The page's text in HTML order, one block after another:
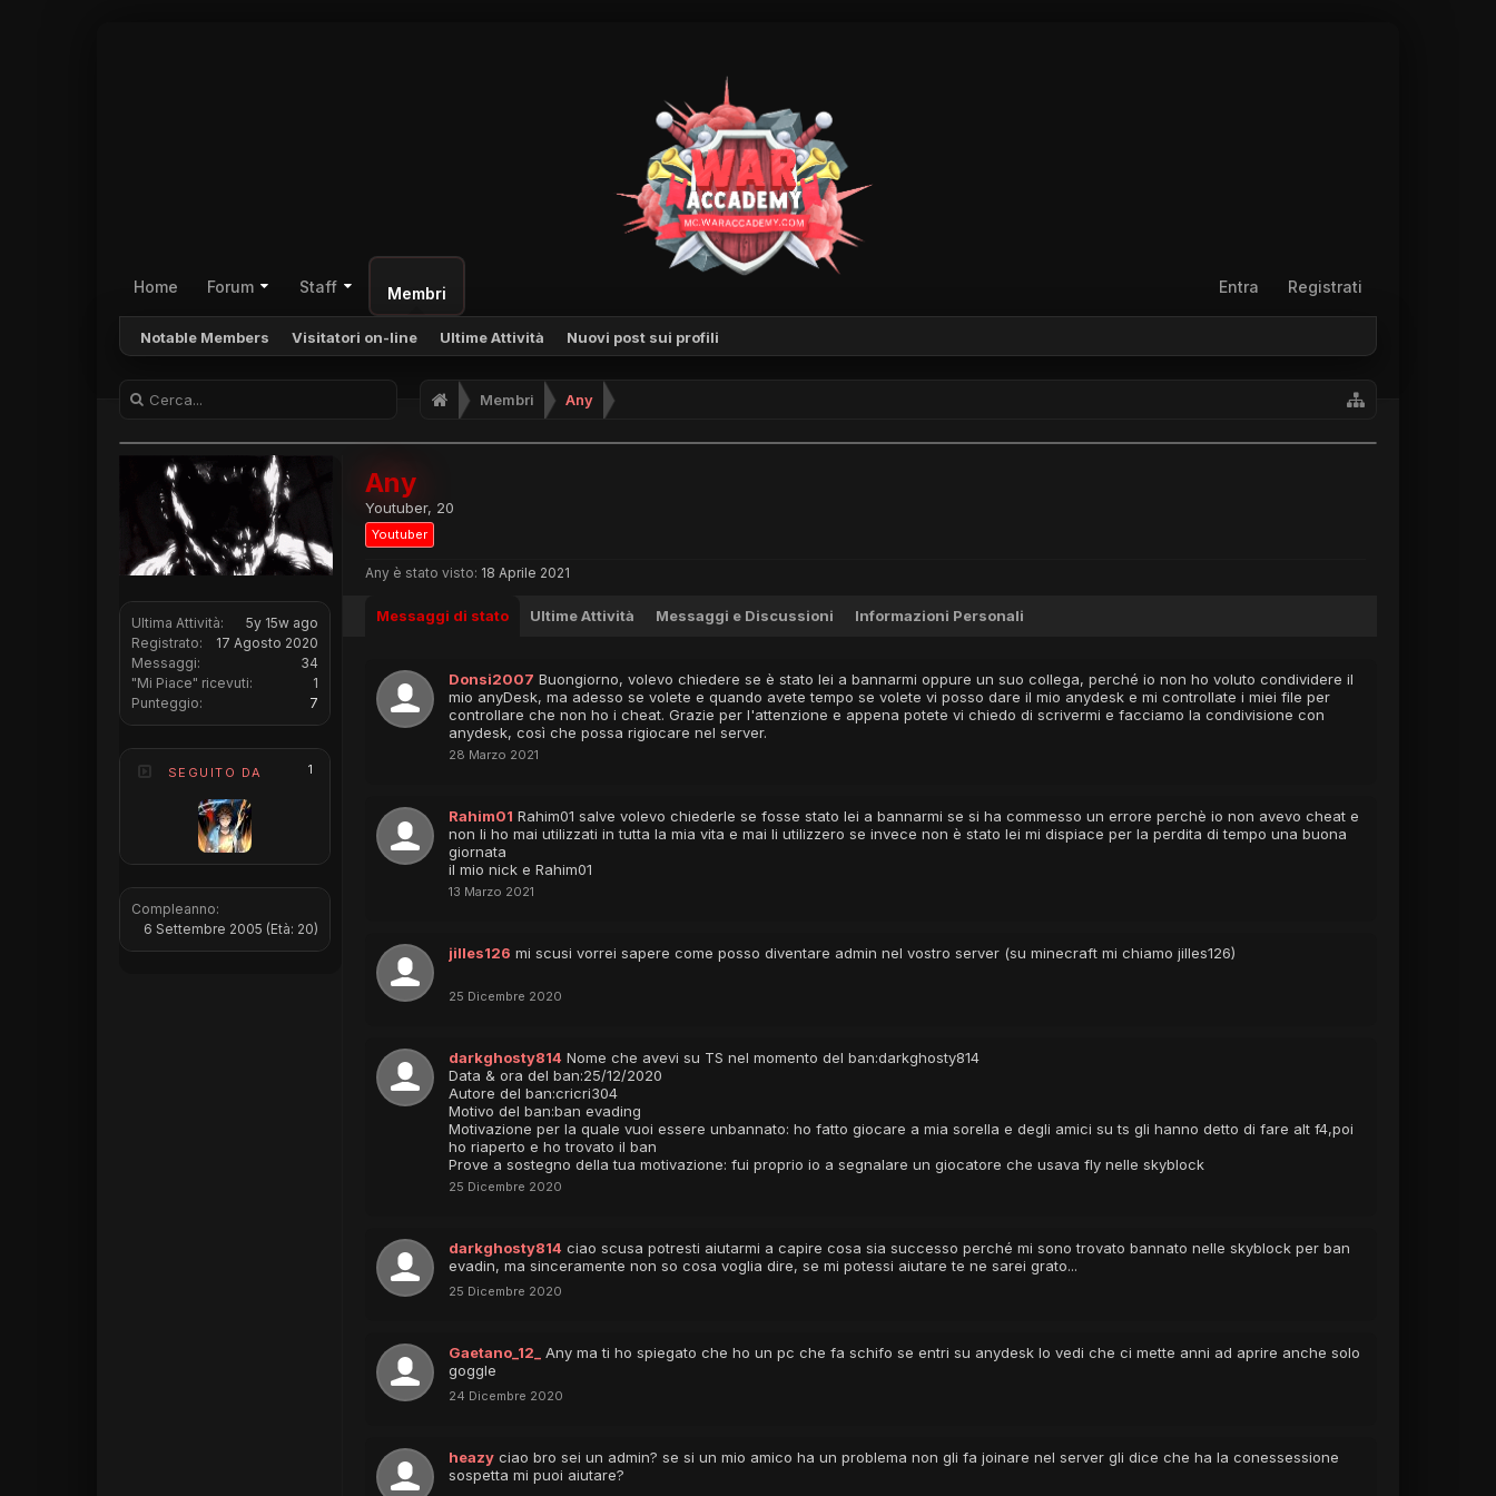
Home Forum Staff Membri
Notable Members Visitatori on-line Ultime Attività Nuovi post sui profili
Entra Registrati
Membri Any
Ultima Attività:
5y 15w ago
Registrato:
17 Agosto 2020
Messaggi:
34
"Mi Piace" ricevuti:
1
Punteggio:
7
SEGUITO DA 1
xBaam
Compleanno:
6 Settembre 2005 (Età: 20)
Any
Youtuber, 20
Youtuber
Any è stato visto: 18 Aprile 2021
Messaggi di stato Ultime Attività Messaggi e Discussioni Informazioni Personali
Donsi2007 Buongiorno, volevo chiedere se è stato lei a bannarmi oppure un suo collega, perché io non ho voluto condividere il
mio anyDesk, ma adesso se volete e quando avete tempo se volete vi posso dare il mio anydesk e mi controllate i miei file per
controllare che non ho i cheat. Grazie per l'attenzione e appena potete vi chiedo di scrivermi e facciamo la condivisione con
anydesk, così che possa rigiocare nel server.
28 Marzo 2021
Rahim01 Rahim01 salve volevo chiederle se fosse stato lei a bannarmi se si ha commesso un errore perchè io non avevo cheat e
non li ho mai utilizzati in tutta la mia vita e mai li utilizzero se invece non è stato lei mi dispiace per la perdita di tempo una buona
giornata
il mio nick e Rahim01
13 Marzo 2021
jilles126 mi scusi vorrei sapere come posso diventare admin nel vostro server (su minecraft mi chiamo jilles126)
25 Dicembre 2020
darkghosty814 Nome che avevi su TS nel momento del ban:darkghosty814
Data & ora del ban:25/12/2020
Autore del ban:cricri304
Motivo del ban:ban evading
Motivazione per la quale vuoi essere unbannato: ho fatto giocare a mia sorella e degli amici su ts gli hanno detto di fare alt f4,poi
ho riaperto e ho trovato il ban
Prove a sostegno della tua motivazione: fui proprio io a segnalare un giocatore che usava fly nelle skyblock
25 Dicembre 2020
darkghosty814 ciao scusa potresti aiutarmi a capire cosa sia successo perché mi sono trovato bannato nelle skyblock per ban
evadin, ma sinceramente non so cosa voglia dire, se mi potessi aiutare te ne sarei grato...
25 Dicembre 2020
Gaetano_12_
Any ma ti ho spiegato che ho un pc che fa schifo se entri su anydesk lo vedi che ci mette anni ad aprire anche solo
goggle
24 Dicembre 2020
heazy ciao bro sei un admin? se si un mio amico ha un problema non gli fa joinare nel server gli dice che ha la conessessione
sospetta mi puoi aiutare?